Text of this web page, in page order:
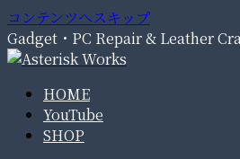
コンテンツへスキップ
Gadget・PC Repair & Leather
HOME
YouTube
SHOP